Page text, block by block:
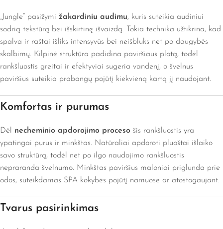
„Jungle“ pasižymi žakardiniu audimu, kuris suteikia audiniui
sodrią tekstūrą bei išskirtinę išvaizdą. Tokia technika užtikrina, kad
spalva ir raštai išliks intensyvūs bei neišbluks net po daugybės
skalbimų. Kilpinė struktūra padidina paviršiaus plotą, todėl
rankšluostis greitai ir efektyviai sugeria vandenį, o švelnus
paviršius suteikia prabangų pojūtį kiekvieną kartą jį naudojant.
Komfortas ir purumas
Dėl necheminio apdorojimo proceso šis rankšluostis yra
ypatingai purus ir minkštas. Natūraliai apdoroti pluoštai išlaiko
savo struktūrą, todėl net po ilgo naudojimo rankšluostis
nepraranda švelnumo. Minkštas paviršius maloniai priglunda prie
odos, suteikdamas SPA kokybės pojūtį namuose ar atostogaujant.
Tvarus pasirinkimas